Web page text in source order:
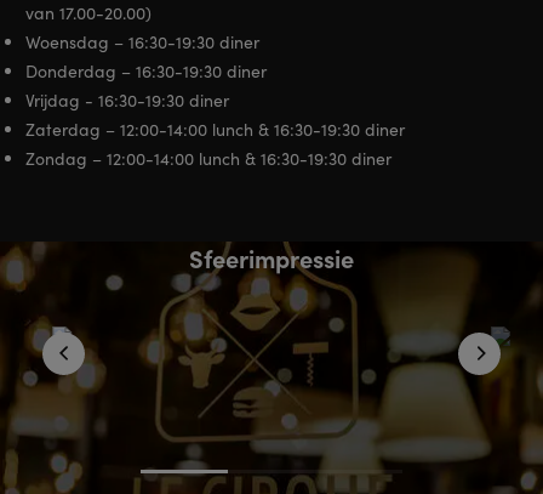
van 17.00-20.00)
Woensdag – 16:30-19:30 diner
Donderdag – 16:30-19:30 diner
Vrijdag - 16:30-19:30 diner
Zaterdag – 12:00-14:00 lunch & 16:30-19:30 diner
Zondag – 12:00-14:00 lunch & 16:30-19:30 diner
Sfeerimpressie